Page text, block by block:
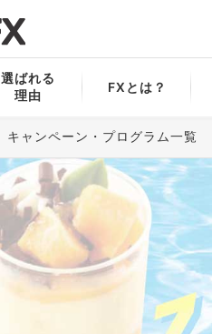
選ばれる
理由
FXとは？
キャンペーン・プログラム一覧